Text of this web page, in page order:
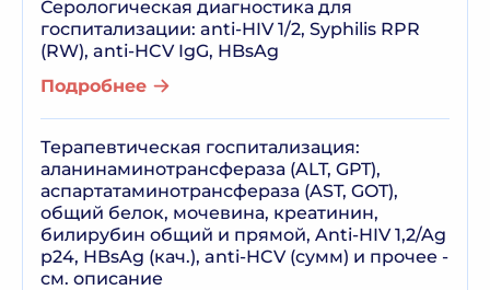
Серологическая диагностика для
госпитализации: anti-HIV 1/2, Syphilis RPR
(RW), anti-HCV IgG, HBsAg
Подробнее
Терапевтическая госпитализация:
аланинаминотрансфераза (ALT, GPT),
аспартатаминотрансфераза (AST, GOT),
общий белок, мочевина, креатинин,
билирубин общий и прямой, Anti-HIV 1,2/Ag
p24, HBsAg (кач.), anti-HCV (сумм) и прочее -
см. описание